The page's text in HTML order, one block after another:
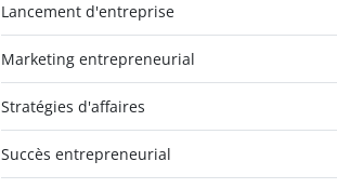
Lancement d'entreprise
Marketing entrepreneurial
Stratégies d'affaires
Succès entrepreneurial